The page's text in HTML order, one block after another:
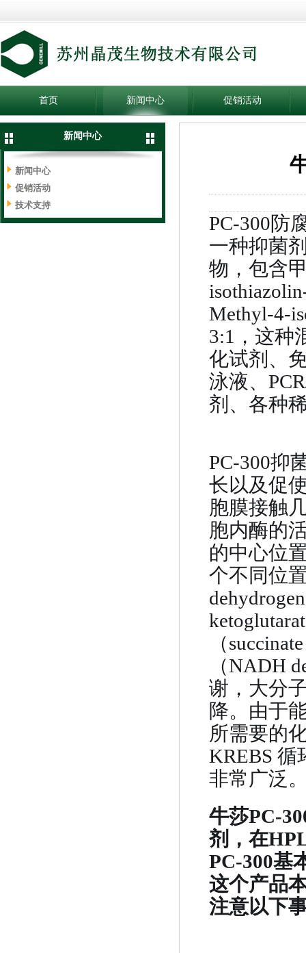
首页 新闻中心 促销活动
新闻中心
新闻中心
促销活动
技术支持
PC-300防
一种抑菌
物，包含
Methyl-4-
3:1，这种
化试剂、
泳液、
剂、各种
PC-300抑
长以及促
胞膜接触
胞内酶的
的中心位
个不同位
（
（NADH
谢，大分
降。由于
所需要的
KREBS 循
非常广泛
牛莎PC-
剂，在
PC-300基
这个产品
注意以下